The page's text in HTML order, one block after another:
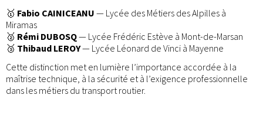
🥇 Fabio CAINICEANU — Lycée des Métiers des Alpilles à
Miramas
🥈 Rémi DUBOSQ— Lycée Frédéric Estève à Mont-de-Marsan
🥉 Thibaud LEROY— Lycée Léonard de Vinci à Mayenne
Cette distinction met en lumière l’importance accordée à la
maîtrise technique, à la sécurité et à l’exigence professionnelle
dans les métiers du transport routier.